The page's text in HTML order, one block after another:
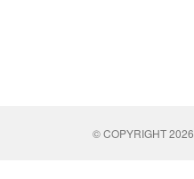
© COPYRIGHT 2026